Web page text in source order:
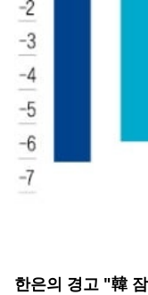
한은의 경고 "韓